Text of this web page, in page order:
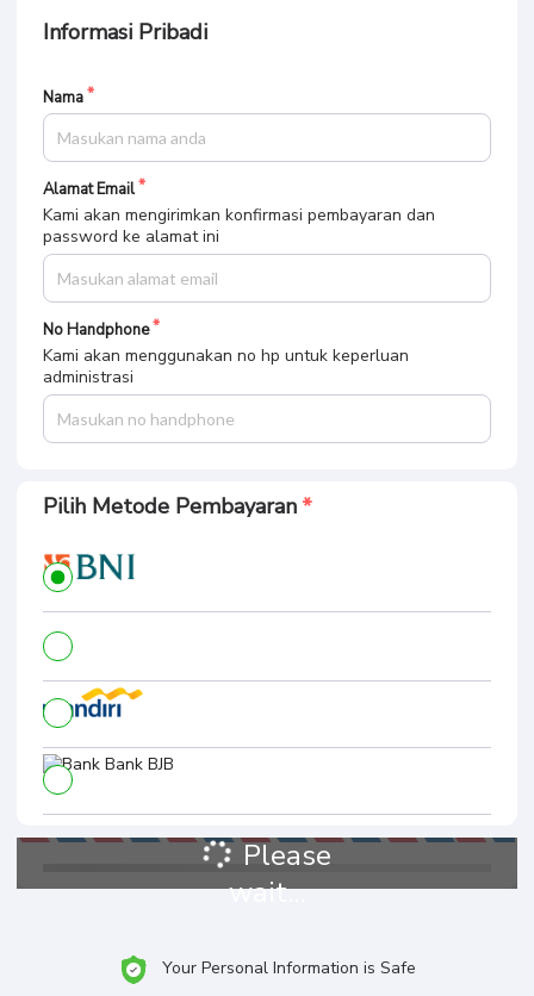
Informasi Pribadi
Nama
Alamat Email
Kami akan mengirimkan konfirmasi pembayaran dan
password ke alamat ini
No Handphone
Kami akan menggunakan no hp untuk keperluan
administrasi
Pilih Metode Pembayaran
Please
wait...
Your Personal Information is Safe